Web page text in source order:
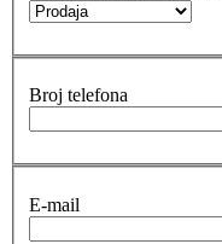
Broj telefona
E-mail